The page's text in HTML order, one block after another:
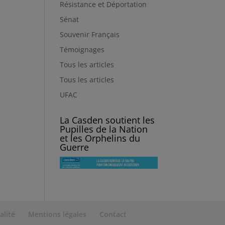
Résistance et Déportation
Sénat
Souvenir Français
Témoignages
Tous les articles
Tous les articles
UFAC
La Casden soutient les
Pupilles de la Nation
et les Orphelins du
Guerre
Mentions légales Contact